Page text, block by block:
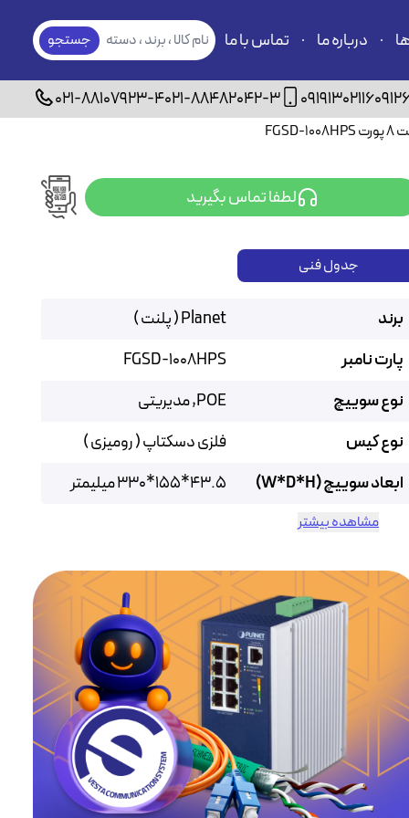
درباره ما تماس با ما
نام کالا ، برند ، دسته
بندی
جستجو
09191302116
021-88482042-3
021-88107923-4
لطفا تماس بگیرید
جدول فنی
برند
Planet ( پلنت )
پارت نامبر
FGSD-1008HPS
نوع سوییچ
POE, مدیریتی
نوع کیس
فلزی دسکتاپ ( رومیزی )
ابعاد سوییچ (W*D*H)
43.5*155*330 میلیمتر
مشاهده بیشتر